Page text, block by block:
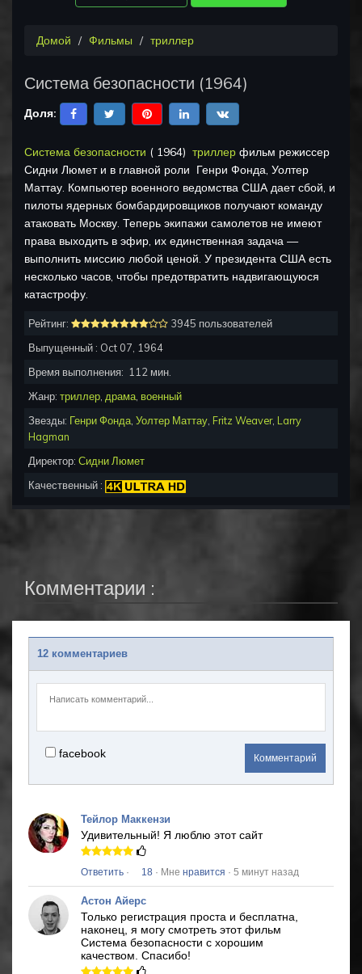
Домой Фильмы триллер
Система безопасности (1964)
Доля:
Система безопасности ( 1964) триллер фильм режиссер
Сидни Люмети в главной роли Генри Фонда, Уолтер
Маттау. Компьютер военного ведомства США дает сбой, и
пилоты ядерных бомбардировщиков получают команду
атаковать Москву. Теперь экипажи самолетов не имеют
права выходить в эфир, их единственная задача —
выполнить миссию любой ценой. У президента США есть
несколько часов, чтобы предотвратить надвигающуюся
катастрофу.
Рейтинг:
3945 пользователей
Выпущенный : Oct 07, 1964
Время выполнения: 112 мин.
Жанр: триллер драма военный
Звезды: Генри Фонда Уолтер Маттау Fritz Weaver, Larry
Hagman
Директор: Сидни Люмет
Качественный :
Комментарии :
12 комментариев
facebook Комментарий
Тейлор Маккензи
Удивительный! Я люблю этот сайт
Ответить · 18 · Мне нравится · 5 минут назад
Астон Айерс
Только регистрация проста и бесплатна,
наконец, я могу смотреть этот фильм
Система безопасности с хорошим
качеством. Спасибо!